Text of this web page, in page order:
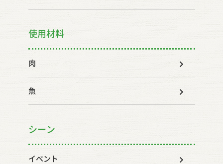
使用材料
肉
魚
シーン
イベント